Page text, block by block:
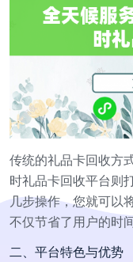
传统的礼品卡回收方
时礼品卡回收平台则
几步操作，您就可以
不仅节省了用户的时
二、平台特色与优势